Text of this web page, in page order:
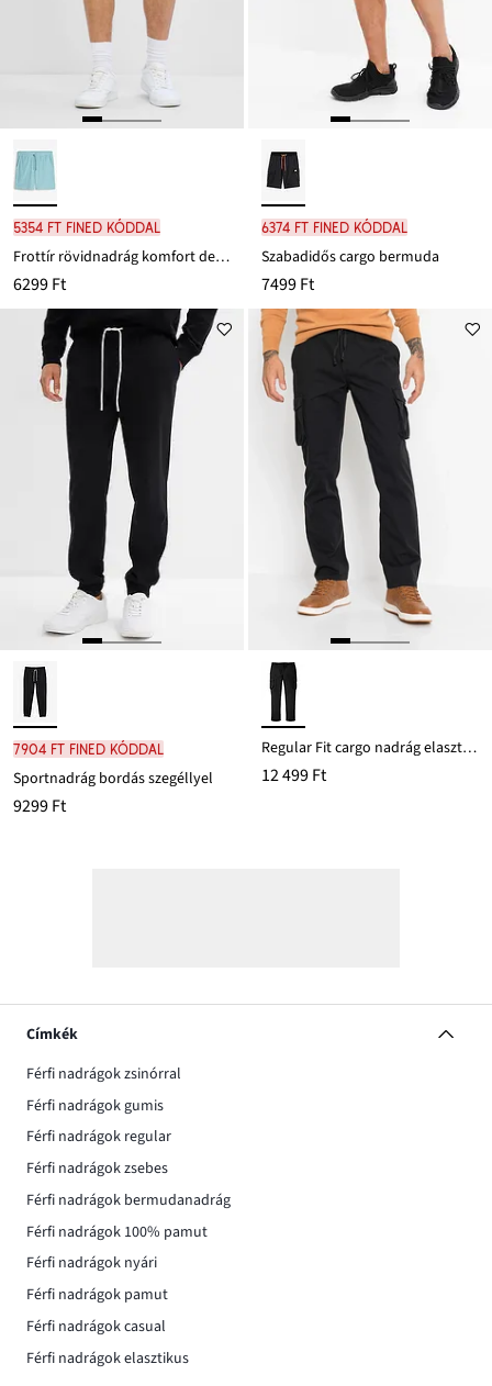
5354 Ft FINED kóddal
Frottír rövidnadrág komfort derékpánttal
6299 Ft
6374 Ft FINED kóddal
Szabadidős cargo bermuda
7499 Ft
7904 Ft FINED kóddal
Sportnadrág bordás szegéllyel
9299 Ft
Regular Fit cargo nadrág elasztikus derékpánttal, Straight
12 499 Ft
Címkék
Férfi nadrágok zsinórral
Férfi nadrágok gumis
Férfi nadrágok regular
Férfi nadrágok zsebes
Férfi nadrágok bermudanadrág
Férfi nadrágok 100% pamut
Férfi nadrágok nyári
Férfi nadrágok pamut
Férfi nadrágok casual
Férfi nadrágok elasztikus